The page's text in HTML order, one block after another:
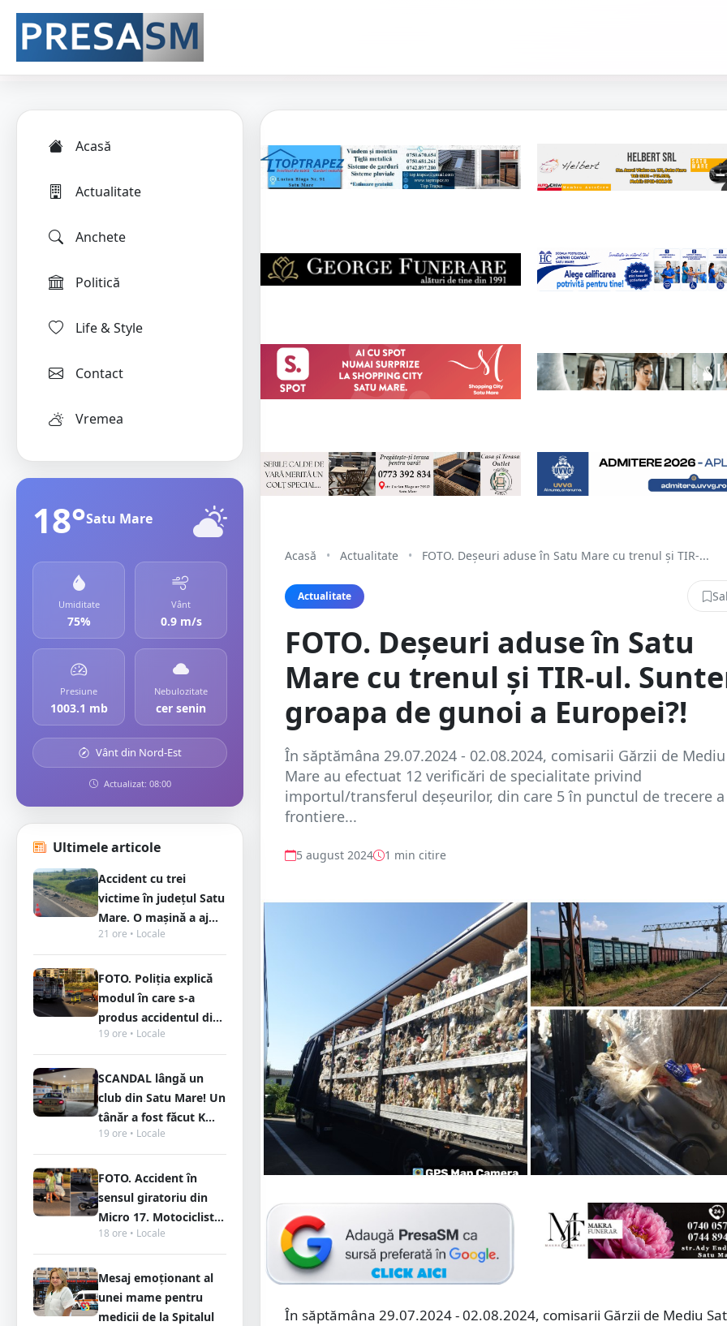
Acasă
Actualitate
Anchete
Politică
Life & Style
Contact
Vremea
18°Satu Mare
Umiditate
75%
Vânt
0.9 m/s
Presiune
1003.1 mb
Nebulozitate
cer senin
Vânt din Nord-Est
Actualizat: 08:00
Ultimele articole
Accident cu trei
victime în județul Satu
Mare. O mașină a aj...
21 ore • Locale
FOTO. Poliția explică
modul în care s-a
produs accidentul di...
19 ore • Locale
SCANDAL lângă un
club din Satu Mare! Un
tânăr a fost făcut K...
19 ore • Locale
FOTO. Accident în
sensul giratoriu din
Micro 17. Motociclist...
18 ore • Locale
Mesaj emoționant al
unei mame pentru
medicii de la Spitalul
Acasă • Actualitate • FOTO. Deșeuri aduse în Satu Mare cu trenul și TIR-...
Actualitate
FOTO. Deșeuri aduse în Satu
Mare cu trenul și TIR-ul.
groapa de gunoi a Europei?!
În săptămâna 29.07.2024 - 02.08.2024, comisarii Gărzii de
Mare au efectuat 12 verificări de specialitate privind
importul/transferul deşeurilor, din care 5 în punctul de trecere a
frontiere...
5 august 2024 1 min citire
În săptămâna 29.07.2024 - 02.08.2024, comisarii Gărzii de Mediu